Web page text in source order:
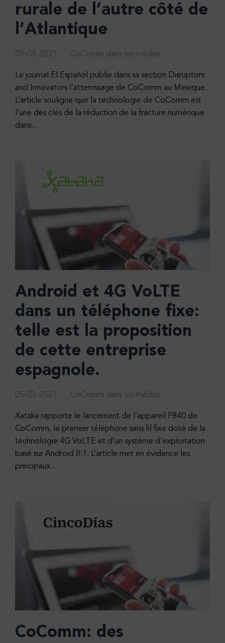
rurale de l’autre côté de
l’Atlantique
05-03-2021 CoComm dans les médias
Le journal El Español publie dans sa section Disruptors
and Innovators l’atterrissage de CoComm au Mexique.
L’article souligne que la technologie de CoComm est
l’une des clés de la réduction de la fracture numérique
dans...
Android et 4G VoLTE
dans un téléphone fixe:
telle est la proposition
de cette entreprise
espagnole.
05-03-2021 CoComm dans les médias
Xataka rapporte le lancement de l’appareil F840 de
CoComm, le premier téléphone sans fil fixe doté de la
technologie 4G VoLTE et d’un système d’exploitation
basé sur Android 8.1. L’article met en évidence les
principaux...
CoComm: des